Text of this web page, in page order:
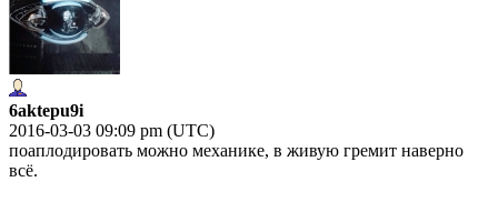
6aktepu9i
2016-03-03 09:09 pm (UTC)
поаплодировать можно механике, в живую гремит наверно
всё.